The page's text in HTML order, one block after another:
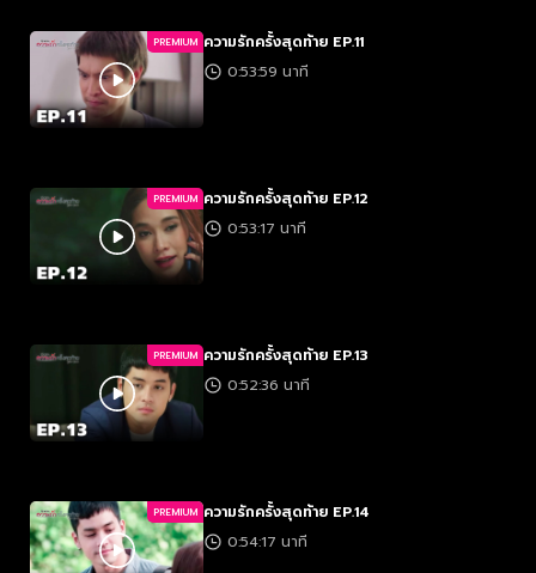
PREMIUM ความรักครั้งสุดท้าย EP.11
0:53:59 นาที
PREMIUM ความรักครั้งสุดท้าย EP.12
0:53:17 นาที
PREMIUM ความรักครั้งสุดท้าย EP.13
0:52:36 นาที
PREMIUM ความรักครั้งสุดท้าย EP.14
0:54:17 นาที